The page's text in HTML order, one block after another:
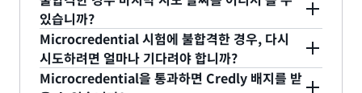
십시오.
CertMetrics AWS Certification 계정을 통해 획득한
Microcredential에 액세스할 수 있습니다. “시험 기
록” > “Microcredential”에서 확인할 수 있습니다.
있습니까?
Microcredential을 획득하려는 마지막 시도에서 불
합격한 경우 Skill Builder에 로그인하고 해당
Microcredential으로 이동한 다음 모듈을 클릭하여
Microcredential 시험에 불합격한 경우, 다시
시도하려면 얼마나 기다려야 합니까?
Microcredential을 통과하면 Credly 배지를 받